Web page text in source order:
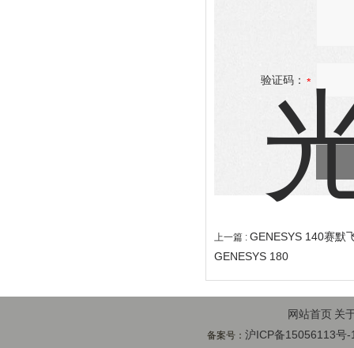
验证码：
上一篇 : GENESYS 140赛默
GENESYS 180
网站首页 关
备案号：沪ICP备15056113号-